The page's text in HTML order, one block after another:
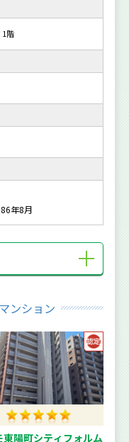
1階
年8月
ンション
東陽町シティフォルム